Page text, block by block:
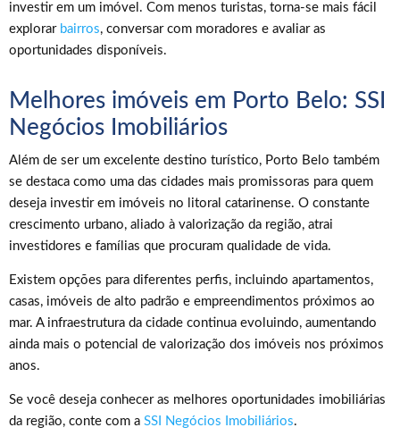
investir em um imóvel. Com menos turistas, torna-se mais fácil
explorar bairros, conversar com moradores e avaliar as
oportunidades disponíveis.
Melhores imóveis em Porto Belo: SSI
Negócios Imobiliários
Além de ser um excelente destino turístico, Porto Belo também
se destaca como uma das cidades mais promissoras para quem
deseja investir em imóveis no litoral catarinense. O constante
crescimento urbano, aliado à valorização da região, atrai
investidores e famílias que procuram qualidade de vida.
Existem opções para diferentes perfis, incluindo apartamentos,
casas, imóveis de alto padrão e empreendimentos próximos ao
mar. A infraestrutura da cidade continua evoluindo, aumentando
ainda mais o potencial de valorização dos imóveis nos próximos
anos.
Se você deseja conhecer as melhores oportunidades imobiliárias
da região, conte com a SSI Negócios Imobiliários.